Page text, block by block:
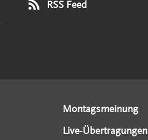
RSS Feed
Montagsmeinung
Live-Übertragungen